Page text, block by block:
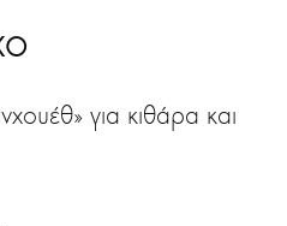
για κιθάρα και